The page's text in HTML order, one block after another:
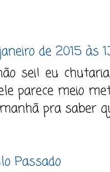
de 2015 às
sei! eu
parece meio
pra saber
Passado